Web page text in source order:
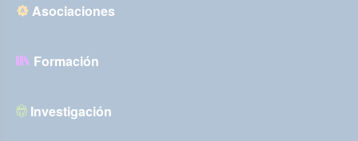
Asociaciones
Formación
Investigación